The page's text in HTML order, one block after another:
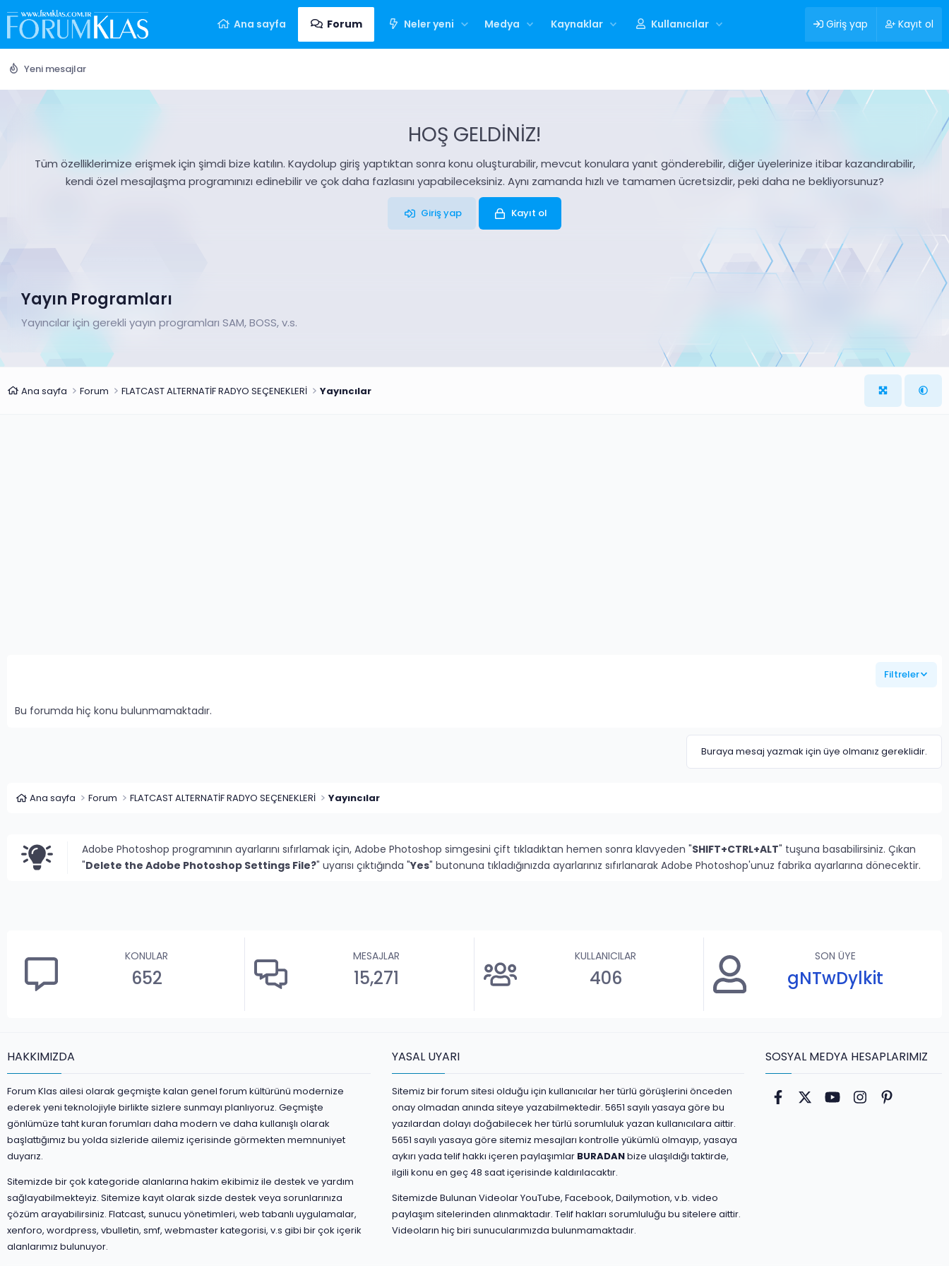
Ana sayfa Forum Neler yeni Medya Kaynaklar Kullanıcılar Giriş yap Kayıt ol
Yeni mesajlar
HOŞ GELDİNİZ!
Tüm özelliklerimize erişmek için şimdi bize katılın. Kaydolup giriş yaptıktan sonra konu oluşturabilir, mevcut konulara yanıt gönderebilir, diğer üyelerinize itibar kazandırabilir,
kendi özel mesajlaşma programınızı edinebilir ve çok daha fazlasını yapabileceksiniz. Aynı zamanda hızlı ve tamamen ücretsizdir, peki daha ne bekliyorsunuz?
Giriş yap Kayıt ol
Yayın Programları
Yayıncılar için gerekli yayın programları SAM, BOSS, v.s.
Ana sayfa Forum FLATCAST ALTERNATİF RADYO SEÇENEKLERİ Yayıncılar
Filtreler
Bu forumda hiç konu bulunmamaktadır.
Buraya mesaj yazmak için üye olmanız gereklidir.
Ana sayfa Forum FLATCAST ALTERNATİF RADYO SEÇENEKLERİ Yayıncılar
Adobe Photoshop programının ayarlarını sıfırlamak için, Adobe Photoshop simgesini çift tıkladıktan hemen sonra klavyeden "SHIFT+CTRL+ALT" tuşuna basabilirsiniz. Çıkan
"Delete the Adobe Photoshop Settings File?" uyarısı çıktığında "Yes" butonuna tıkladığınızda ayarlarınız sıfırlanarak Adobe Photoshop'unuz fabrika ayarlarına dönecektir.
KONULAR
652
MESAJLAR
15,271
KULLANICILAR
406
SON ÜYE
gNTwDylkit
HAKKIMIZDA
Forum Klas ailesi olarak geçmişte kalan genel forum kültürünü modernize
ederek yeni teknolojiyle birlikte sizlere sunmayı planlıyoruz. Geçmişte
gönlümüze taht kuran forumları daha modern ve daha kullanışlı olarak
başlattığımız bu yolda sizleride ailemiz içerisinde görmekten memnuniyet
duyarız.
Sitemizde bir çok kategoride alanlarına hakim ekibimiz ile destek ve yardım
sağlayabilmekteyiz. Sitemize kayıt olarak sizde destek veya sorunlarınıza
çözüm arayabilirsiniz. Flatcast, sunucu yönetimleri, web tabanlı uygulamalar,
xenforo, wordpress, vbulletin, smf, webmaster kategorisi, v.s gibi bir çok içerik
alanlarımız bulunuyor.
YASAL UYARI
Sitemiz bir forum sitesi olduğu için kullanıcılar her türlü görüşlerini önceden
onay olmadan anında siteye yazabilmektedir. 5651 sayılı yasaya göre bu
yazılardan dolayı doğabilecek her türlü sorumluluk yazan kullanıcılara aittir.
5651 sayılı yasaya göre sitemiz mesajları kontrolle yükümlü olmayıp, yasaya
aykırı yada telif hakkı içeren paylaşımlar BURADANbize ulaşıldığı taktirde,
ilgili konu en geç 48 saat içerisinde kaldırılacaktır.
Sitemizde Bulunan Videolar YouTube, Facebook, Dailymotion, v.b. video
paylaşım sitelerinden alınmaktadır. Telif hakları sorumluluğu bu sitelere aittir.
Videoların hiç biri sunucularımızda bulunmamaktadır.
SOSYAL MEDYA HESAPLARIMIZ
Facebook
Twitter youtubeInstagram